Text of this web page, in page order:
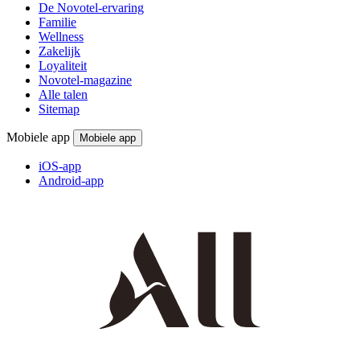
De Novotel-ervaring
Familie
Wellness
Zakelijk
Loyaliteit
Novotel-magazine
Alle talen
Sitemap
Mobiele app Mobiele app
iOS-app
Android-app